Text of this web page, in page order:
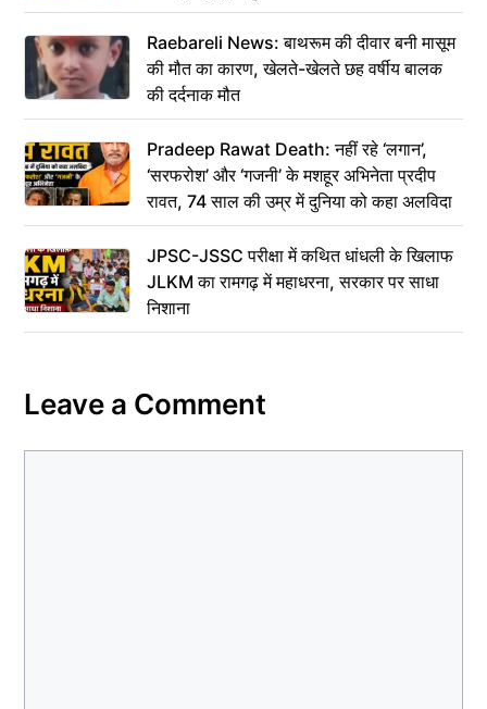
Raebareli News: बाथरूम की दीवार बनी मासूम
की मौत का कारण, खेलते-खेलते छह वर्षीय बालक
की दर्दनाक मौत
Pradeep Rawat Death: नहीं रहे ‘लगान’,
‘सरफरोश’ और ‘गजनी’ के मशहूर अभिनेता प्रदीप
रावत, 74 साल की उम्र में दुनिया को कहा अलविदा
JPSC-JSSC परीक्षा में कथित धांधली के खिलाफ
JLKM का रामगढ़ में महाधरना, सरकार पर साधा
निशाना
Leave a Comment